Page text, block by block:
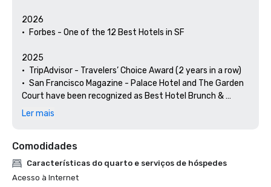
2026
•	Forbes - One of the 12 Best Hotels in SF
2025
•	TripAdvisor - Travelers’ Choice Award (2 years in a row)
•	San Francisco Magazine - Palace Hotel and The Garden
Court have been recognized as Best Hotel Brunch &
Setting
•	Thrillist - Best Things to Do in San Francisco for an Arts
and Culture Lover
Ler mais
Comodidades
Características do quarto e serviços de hóspedes
Acesso à Internet